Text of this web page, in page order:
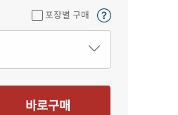
재질 설명
재질 설명
포장별 구매
바로구매